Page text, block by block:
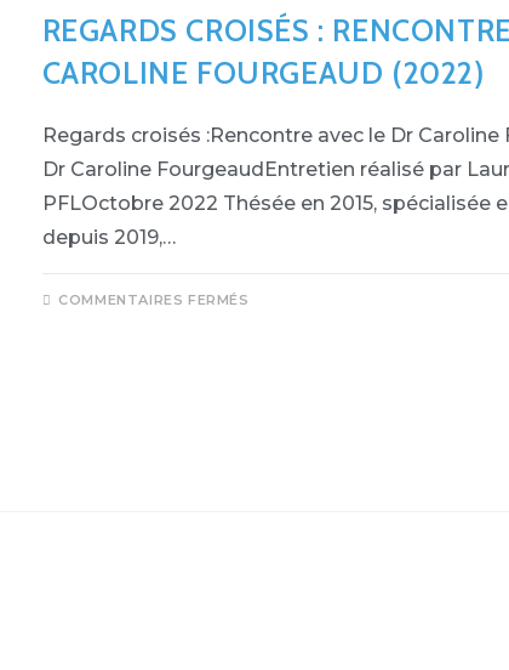
REGARDS CROISÉS :
CAROLINE FOURGEAUD (2022)
Regards croisés :Rencontre avec le Dr
Dr Caroline FourgeaudEntretien réalisé par
PFLOctobre 2022 Thésée en 2015, spécialisée
depuis 2019,…
COMMENTAIRES FERMÉS